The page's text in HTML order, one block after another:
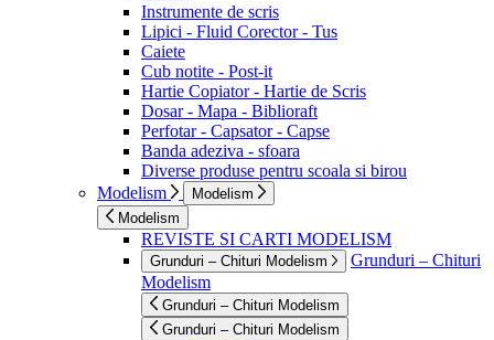
Instrumente de scris
Lipici - Fluid Corector - Tus
Caiete
Cub notite - Post-it
Hartie Copiator - Hartie de Scris
Dosar - Mapa - Biblioraft
Perfotar - Capsator - Capse
Banda adeziva - sfoara
Diverse produse pentru scoala si birou
Modelism
Modelism
Modelism
REVISTE SI CARTI MODELISM
Grunduri – Chituri Modelism
Grunduri – Chituri
Modelism
Grunduri – Chituri Modelism
Grunduri – Chituri Modelism